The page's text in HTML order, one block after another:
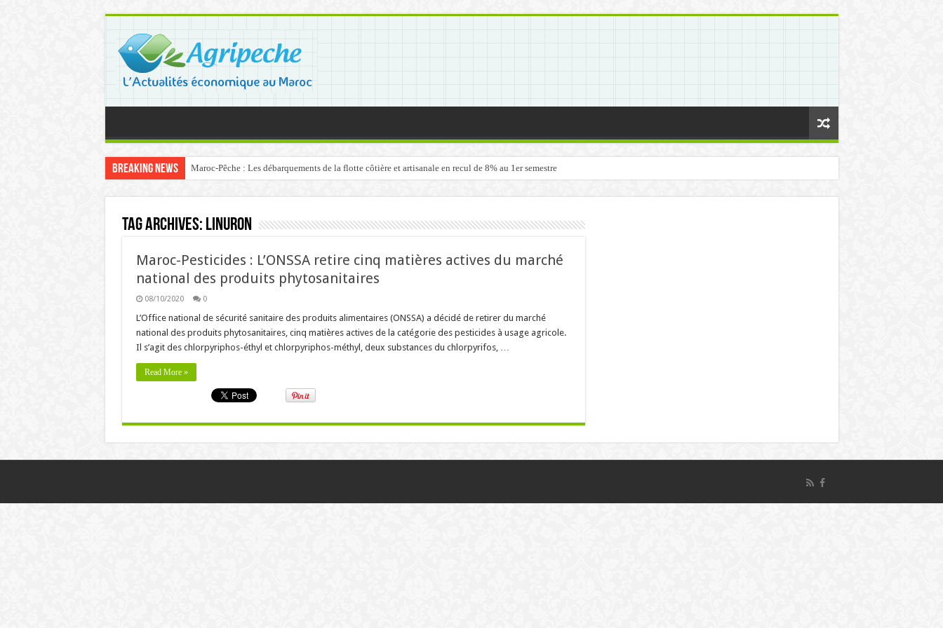
Breaking News Maroc-Pêche : Les débarquements de la flotte côtière et artisanale en recul de 8% au 1er semestre
Tag Archives: linuron
Maroc-Pesticides : L’ONSSA retire cinq matières actives du marché
national des produits phytosanitaires
08/10/2020 0
L’Office national de sécurité sanitaire des produits alimentaires (ONSSA) a décidé de retirer du marché
national des produits phytosanitaires, cinq matières actives de la catégorie des pesticides à usage agricole.
Il s’agit des chlorpyriphos-éthyl et chlorpyriphos-méthyl, deux substances du chlorpyrifos, …
Read More »